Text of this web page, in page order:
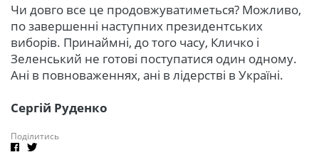
Чи довго все це продовжуватиметься? Можливо,
по завершенні наступних президентських
виборів. Принаймні, до того часу, Кличко і
Зеленський не готові поступатися один одному.
Ані в повноваженнях, ані в лідерстві в Україні.
Сергій Руденко
Поділитись